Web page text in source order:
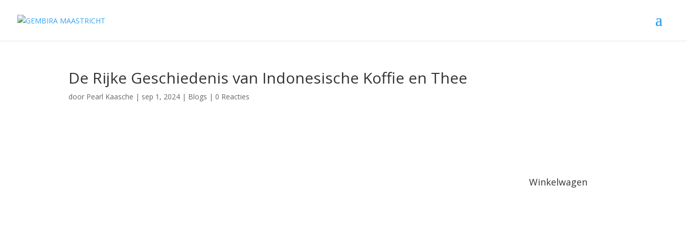
De Rijke Geschiedenis van Indonesische Koffie en Thee
door Pearl Kaasche | sep 1, 2024 | Blogs | 0 Reacties
Winkelwagen